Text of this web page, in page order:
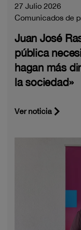
27 Julio 2026
Comunicados de
Juan José
pública
hagan más
la sociedad»
Ver noticia